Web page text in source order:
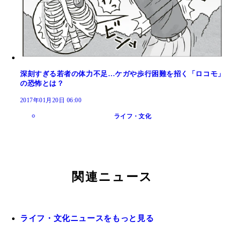
深刻すぎる若者の体力不足…ケガや歩行困難を招く「ロコモ」
の恐怖とは？
2017年01月20日 06:00
ライフ・文化
関連ニュース
ライフ・文化ニュースをもっと見る